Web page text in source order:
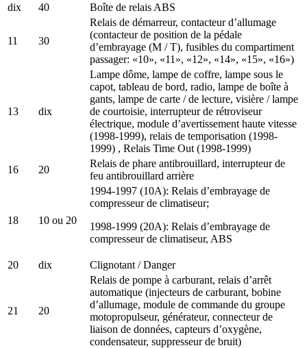
dix
40 Boîte de relais ABS
11 30
Relais de démarreur, contacteur d’allumage
(contacteur de position de la pédale
d’embrayage (M / T), fusibles du compartiment
passager: «10», «11», «12», «14», «15», «16»)
13 dix
Lampe dôme, lampe de coffre, lampe sous le
capot, tableau de bord, radio, lampe de boîte à
gants, lampe de carte / de lecture, visière / lampe
de courtoisie, interrupteur de rétroviseur
électrique, module d’avertissement haute vitesse
(1998-1999), relais de temporisation (1998-
1999) , Relais Time Out (1998-1999)
16
20
Relais de phare antibrouillard, interrupteur de
feu antibrouillard arrière
18 10 ou 20
1994-1997 (10A): Relais d’embrayage de
compresseur de climatiseur;
1998-1999 (20A): Relais d’embrayage de
compresseur de climatiseur, ABS
20 dix Clignotant / Danger
21 20
Relais de pompe à carburant, relais d’arrêt
automatique (injecteurs de carburant, bobine
d’allumage, module de commande du groupe
motopropulseur, générateur, connecteur de
liaison de données, capteurs d’oxygène,
condensateur, suppresseur de bruit)